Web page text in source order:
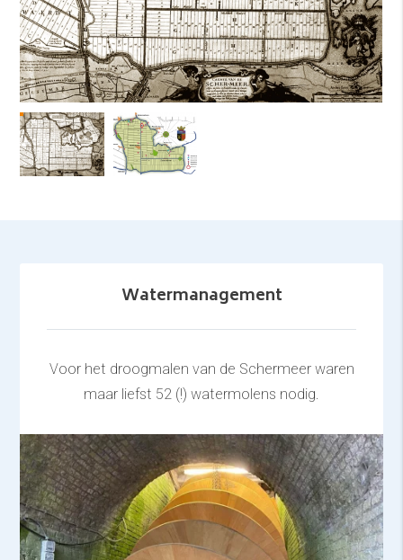
Watermanagement
Voor het droogmalen van de Schermeer waren
maar liefst 52 (!) watermolens nodig.